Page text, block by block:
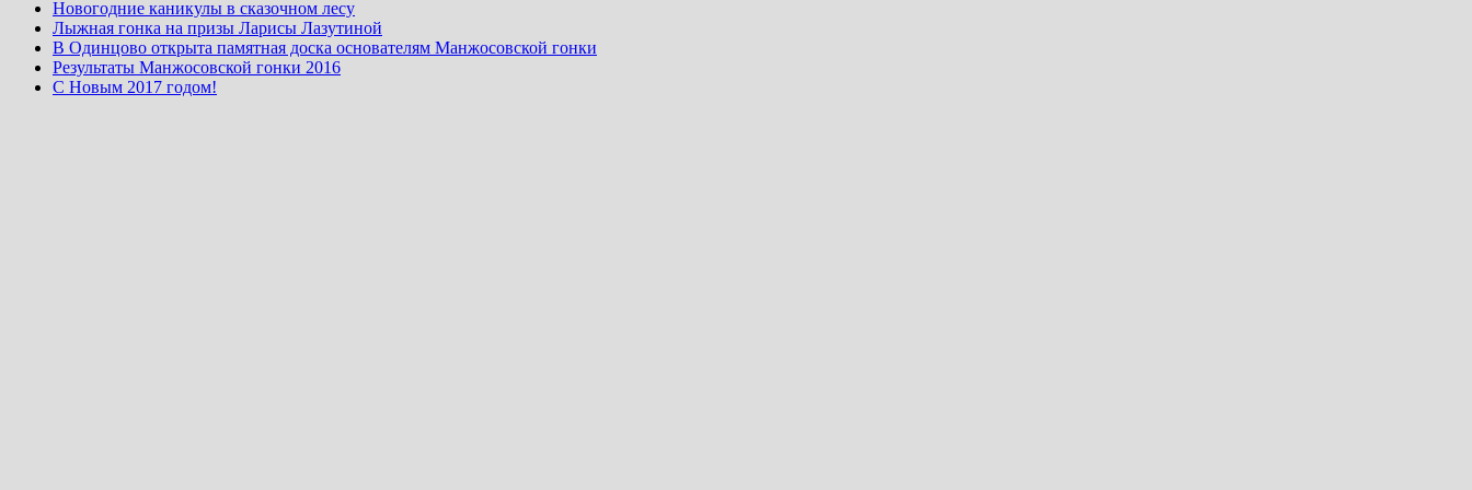
Новогодние каникулы в сказочном лесу
Лыжная гонка на призы Ларисы Лазутиной
В Одинцово открыта памятная доска основателям Манжосовской гонки
Результаты Манжосовской гонки 2016
С Новым 2017 годом!